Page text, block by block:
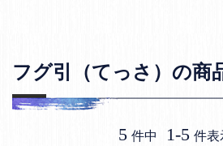
フグ引（てっさ）の商
5 件中 1-5 件表